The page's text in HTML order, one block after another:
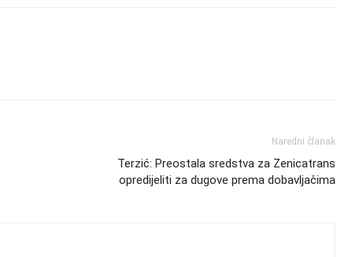
Naredni članak
Terzić: Preostala sredstva za Zenicatrans
opredijeliti za dugove prema dobavljačima